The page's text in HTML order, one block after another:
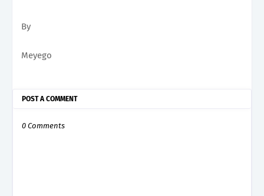
By
Meyego
POST A COMMENT
0 Comments